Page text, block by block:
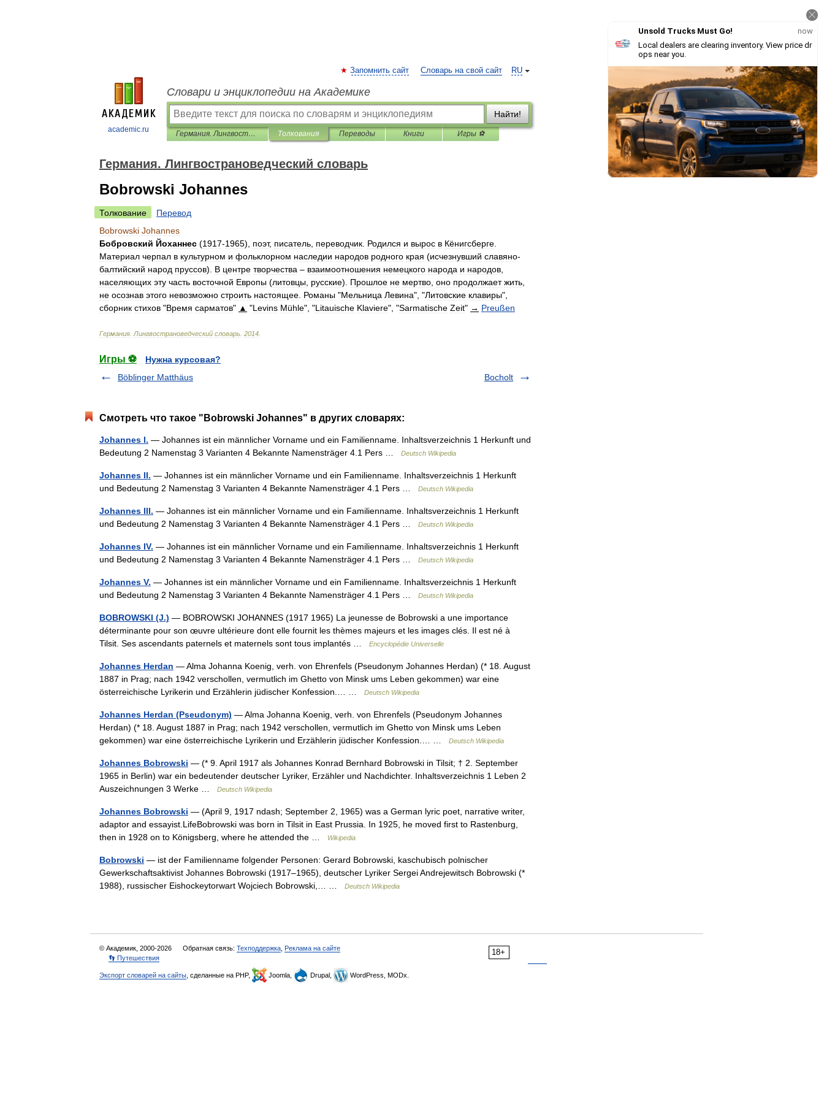
academic.ru
RU
Запомнить сайт Словарь на свой сайт
Словари и энциклопедии на Академике
Найти!
Германия. Лингвострановедческий словарь Толкования Переводы Книги Игры ⚽
Германия. Лингвострановедческий словарь
Bobrowski Johannes
Толкование
Перевод
Bobrowski Johannes
Бобровский Йоханнес (1917-1965), поэт, писатель переводчик Родился и вырос в Кёнигсберге
Материал черпал в культурном и фольклорном наследии народов родного края (исчезнувший славяно-
балтийский народ пруссов). В центре творчества – взаимоотношения немецкого народа и народов
населяющих эту часть восточной Европы (литовцы русские). Прошлое не мертво оно продолжает жить
не осознав этого невозможно строить настоящее Романы "Мельница Левина", "Литовские клавиры",
сборник стихов "Время сарматов" ▲ "Levins Mühle", "Litauische Klaviere", "Sarmatische Zeit" → Preußen
Германия Лингвострановедческий словарь 2014
Игры ⚽
Нужна курсовая?
Böblinger Matthäus
Bocholt
Смотреть что такое "Bobrowski Johannes" в других словарях:
Johannes I. — Johannes ist ein männlicher Vorname und ein Familienname. Inhaltsverzeichnis 1 Herkunft und
Bedeutung 2 Namenstag 3 Varianten 4 Bekannte Namensträger 4.1 Pers …
Deutsch Wikipedia
Johannes II. — Johannes ist ein männlicher Vorname und ein Familienname. Inhaltsverzeichnis 1 Herkunft
und Bedeutung 2 Namenstag 3 Varianten 4 Bekannte Namensträger 4.1 Pers …
Deutsch Wikipedia
Johannes III. — Johannes ist ein männlicher Vorname und ein Familienname. Inhaltsverzeichnis 1 Herkunft
und Bedeutung 2 Namenstag 3 Varianten 4 Bekannte Namensträger 4.1 Pers …
Deutsch Wikipedia
Johannes IV. — Johannes ist ein männlicher Vorname und ein Familienname. Inhaltsverzeichnis 1 Herkunft
und Bedeutung 2 Namenstag 3 Varianten 4 Bekannte Namensträger 4.1 Pers …
Deutsch Wikipedia
Johannes V. — Johannes ist ein männlicher Vorname und ein Familienname. Inhaltsverzeichnis 1 Herkunft
und Bedeutung 2 Namenstag 3 Varianten 4 Bekannte Namensträger 4.1 Pers …
Deutsch Wikipedia
BOBROWSKI (J.) — BOBROWSKI JOHANNES (1917 1965) La jeunesse de Bobrowski a une importance
déterminante pour son œuvre ultérieure dont elle fournit les thèmes majeurs et les images clés. Il est né à
Tilsit. Ses ascendants paternels et maternels sont tous implantés …
Encyclopédie Universelle
Johannes Herdan — Alma Johanna Koenig, verh. von Ehrenfels (Pseudonym Johannes Herdan) (* 18. August
1887 in Prag; nach 1942 verschollen, vermutlich im Ghetto von Minsk ums Leben gekommen) war eine
österreichische Lyrikerin und Erzählerin jüdischer Konfession.… …
Deutsch Wikipedia
Johannes Herdan (Pseudonym) — Alma Johanna Koenig, verh. von Ehrenfels (Pseudonym Johannes
Herdan) (* 18. August 1887 in Prag; nach 1942 verschollen, vermutlich im Ghetto von Minsk ums Leben
gekommen) war eine österreichische Lyrikerin und Erzählerin jüdischer Konfession.… …
Deutsch Wikipedia
Johannes Bobrowski — (* 9. April 1917 als Johannes Konrad Bernhard Bobrowski in Tilsit; † 2. September
1965 in Berlin) war ein bedeutender deutscher Lyriker, Erzähler und Nachdichter. Inhaltsverzeichnis 1 Leben 2
Auszeichnungen 3 Werke …
Deutsch Wikipedia
Johannes Bobrowski — (April 9, 1917 ndash; September 2, 1965) was a German lyric poet, narrative writer,
adaptor and essayist.LifeBobrowski was born in Tilsit in East Prussia. In 1925, he moved first to Rastenburg,
then in 1928 on to Königsberg, where he attended the …
Wikipedia
Bobrowski — ist der Familienname folgender Personen: Gerard Bobrowski, kaschubisch polnischer
Gewerkschaftsaktivist Johannes Bobrowski (1917–1965), deutscher Lyriker Sergei Andrejewitsch Bobrowski (*
1988), russischer Eishockeytorwart Wojciech Bobrowski,… …
Deutsch Wikipedia
18+
© Академик, 2000-2026 Обратная связь: Техподдержка Реклама на сайте
👣 Путешествия
Экспорт словарей на сайты , сделанные на PHP, Joomla, Drupal, WordPress, MODx.